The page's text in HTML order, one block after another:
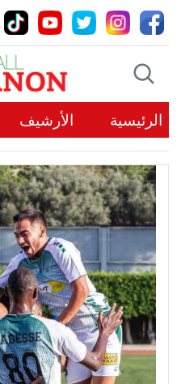
الرئيسية الأرشيف